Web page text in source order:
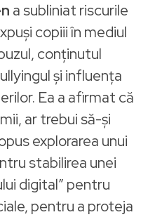
a subliniat riscurile
copiii în mediul
conținutul
și influența
Ea a afirmat că
ar trebui să-și
explorarea unui
stabilirea unei
digital” pentru
pentru a proteja